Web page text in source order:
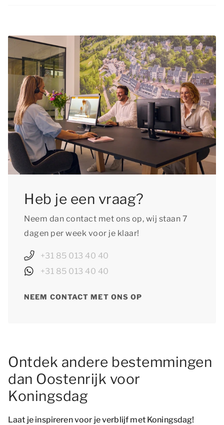
In een groot deel van onze accommodaties zijn
huisdieren toegestaan. Voeg je huisdier toe aan
je reservering en vergeet niet aan de
huisdierentoeslag te voldoen.
Heb je een vraag?
Neem dan contact met ons op, wij staan 7
dagen per week voor je klaar!
+31 85 013 40 40
+31 85 013 40 40
NEEM CONTACT MET ONS OP
Ontdek andere bestemmingen
dan Oostenrijk voor
Koningsdag
Laat je inspireren voor je verblijf met Koningsdag!